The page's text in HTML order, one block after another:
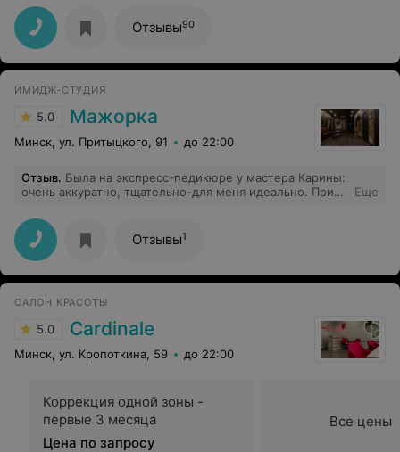
мне сделали мягкие блики, эффект выгоревших на
солнце волос. После окрашивания прошел месяц и я в
восторге от того, как естественно и при этом красиво
и здорово выглядят мои волосы! Огромное спасибо
Наталье!Всем советую и в следующий раз любое
Отзывы90
ИМИДЖ-СТУДИЯ
5.0 Мажорка
Минск, ул. Притыцкого, 91 до 22:00
Отзыв. Была на экспресс-педикюре у мастера Карины:
очень аккуратно, тщательно-для меня идеально. При
красивый(салонный, а не парикмахерской)
Еще
Отзывы1
САЛОН КРАСОТЫ
5.0 Cardinale
Минск, ул. Кропоткина, 59 до 22:00
Коррекция одной зоны -
первые 3 месяца
Цена по запросу
Все цены